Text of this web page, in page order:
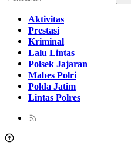
Aktivitas
Prestasi
Kriminal
Lalu Lintas
Polsek Jajaran
Mabes Polri
Polda Jatim
Lintas Polres